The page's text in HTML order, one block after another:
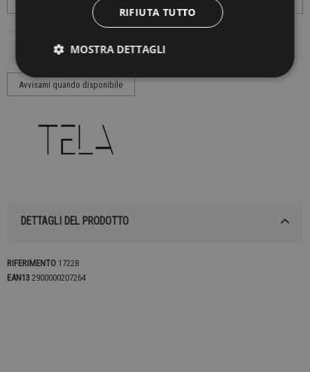
DETTAGLI DEL PRODOTTO
RIFERIMENTO 17228
EAN13 2900000207264
RIFIUTA TUTTO
MOSTRA DETTAGLI